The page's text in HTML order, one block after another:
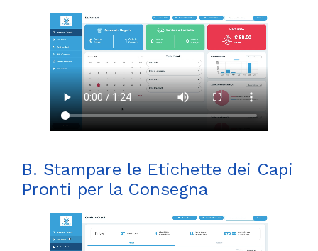
B. Stampare le Etichette dei Capi
Pronti per la Consegna